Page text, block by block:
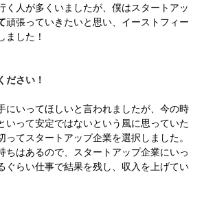
く人が多くいましたが、僕はスタートアッ
頑張っていきたいと思い、イーストフィー
ました！
ださい！
にいってほしいと言われましたが、今の時
いって安定ではないという風に思っていた
てスタートアップ企業を選択しました。
ちはあるので、スタートアップ企業にいっ
ぐらい仕事で結果を残し、収入を上げてい